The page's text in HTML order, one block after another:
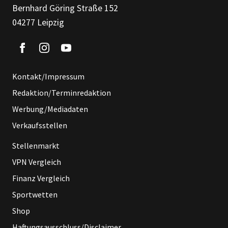
Bernhard Göring Straße 152
04277 Leipzig
Kontakt/Impressum
Redaktion/Terminredaktion
Werbung/Mediadaten
Verkaufsstellen
Stellenmarkt
VPN Vergleich
Finanz Vergleich
Sportwetten
Shop